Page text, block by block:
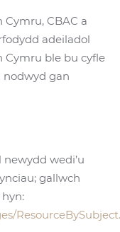
CBAC a
adeiladol
Cymru ble bu cyfle
nodwyd gan
wedi’u
gallwch